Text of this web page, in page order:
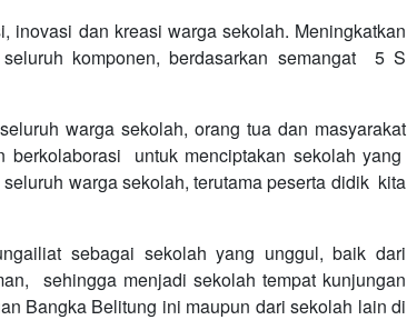
inovasi dan kreasi warga sekolah. Meningkatkan
komponen, berdasarkan semangat 5 S
warga sekolah, orang tua dan masyarakat
berkolaborasi untuk menciptakan sekolah yang
warga sekolah, terutama peserta didik kita
sebagai sekolah yang unggul, baik dari
sehingga menjadi sekolah tempat kunjungan
Bangka Belitung ini maupun dari sekolah lain di